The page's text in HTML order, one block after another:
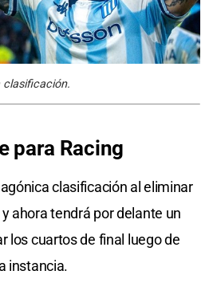
clasificación.
para Racing
clasificación al eliminar
ahora tendrá por delante un
los cuartos de final luego de
instancia.